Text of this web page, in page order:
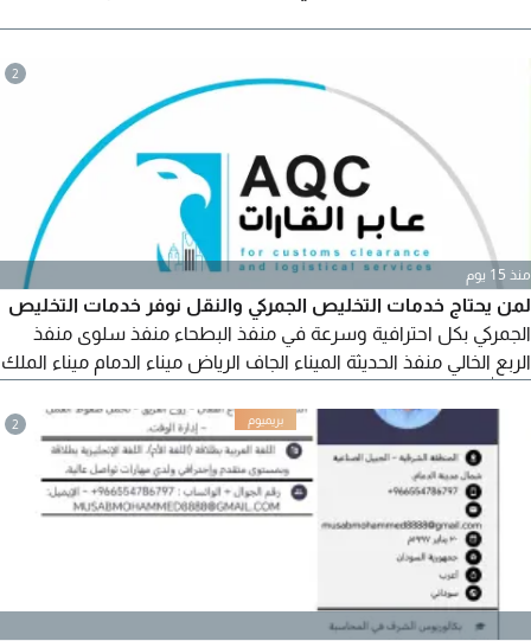
2
منذ 15 يوم
لمن يحتاج خدمات التخليص الجمركي والنقل نوفر خدمات التخليص
الجمركي بكل احترافية وسرعة في منفذ البطحاء منفذ سلوى منفذ
الربع الخالي منفذ الحديثة الميناء الجاف الرياض ميناء الدمام ميناء الملك
متابعة مستمرة حتى استلام الشحنة خدمة موثوقة للأفراد والشركات
2